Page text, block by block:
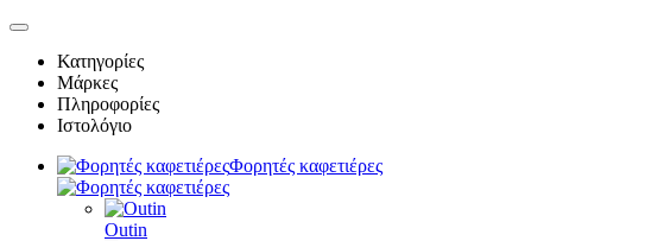
Κατηγορίες
Μάρκες
Πληροφορίες
Ιστολόγιο
Φορητές καφετιέρες
Outin